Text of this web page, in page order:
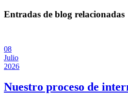
Entradas de blog relacionadas
08
Julio
2026
Nuestro proceso de